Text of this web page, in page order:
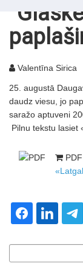
Valentīna Sirica
25. augustā
daudz viesu, jo
saražo aptuveni
Pilnu tekstu lasiet